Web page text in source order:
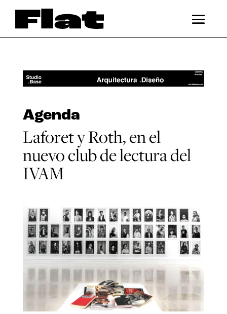
Agenda
Laforet y Roth, en el
nuevo club de lectura del
IVAM